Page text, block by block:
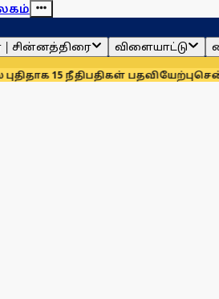
| சின்னத்திரை விளையாட்டு
பதவியேற்பு சென்னையில்